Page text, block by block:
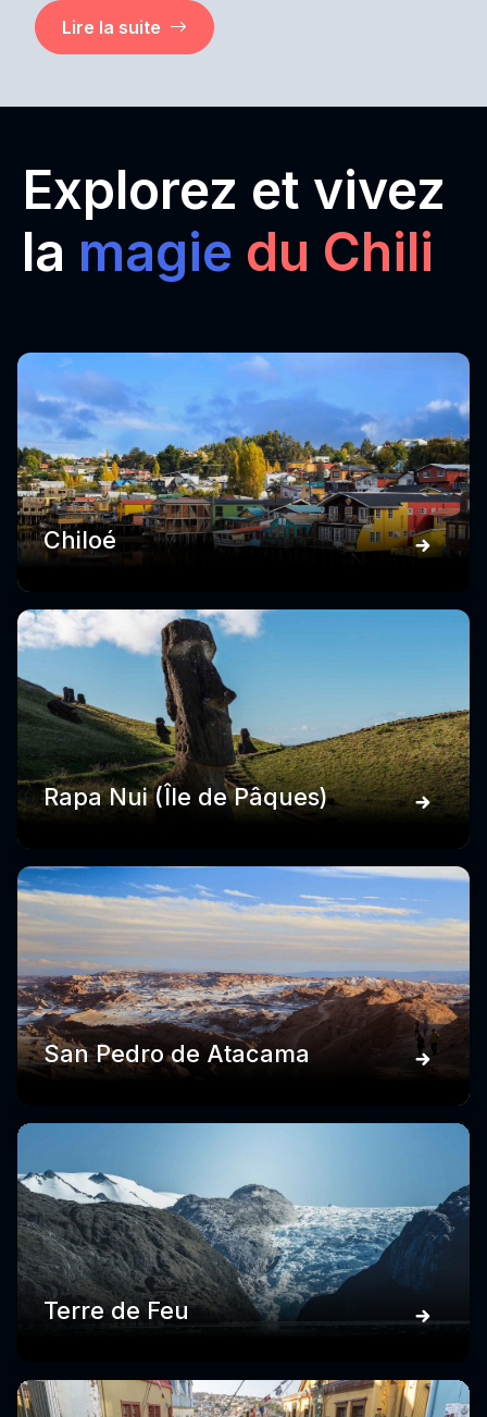
Lire la suite
Explorez et vivez
la magie du Chili
Chiloé
Rapa Nui (Île de Pâques)
San Pedro de Atacama
Terre de Feu